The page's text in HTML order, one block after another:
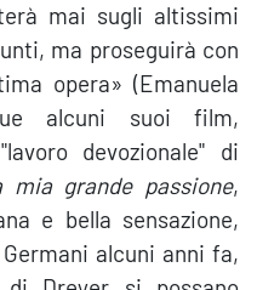
mai sugli altissimi
ma proseguirà con
opera» (Emanuela
alcuni suoi film,
devozionale" di
mia grande passione,
e bella sensazione,
alcuni anni fa,